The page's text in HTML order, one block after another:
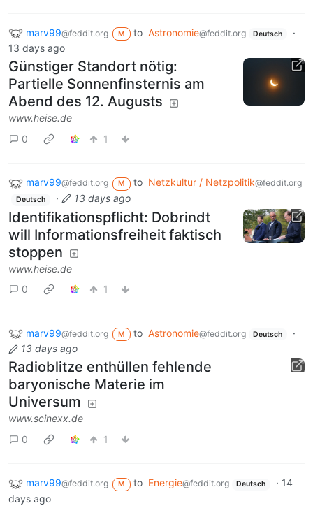
marv99@feddit.org M to Astronomie@feddit.org Deutsch
·
13 days ago
Günstiger Standort nötig:
Partielle Sonnenfinsternis am
Abend des 12. Augusts
www.heise.de
0
1
marv99@feddit.org M to Netzkultur / Netzpolitik@feddit.org
Deutsch · 13 days ago
Identifikationspflicht: Dobrindt
will Informationsfreiheit faktisch
stoppen
www.heise.de
0
1
marv99@feddit.org M to Astronomie@feddit.org Deutsch
·
13 days ago
Radioblitze enthüllen fehlende
baryonische Materie im
Universum
www.scinexx.de
0
1
marv99@feddit.org M to Energie@feddit.org Deutsch · 14
days ago